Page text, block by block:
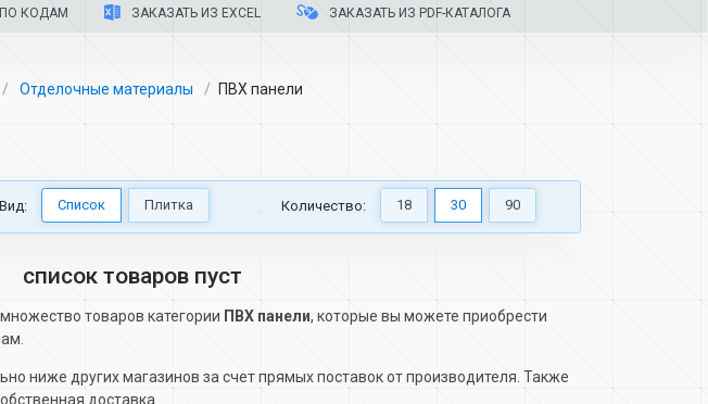
ПО КОДАМ ЗАКАЗАТЬ ИЗ EXCEL ЗАКАЗАТЬ ИЗ PDF-КАТАЛОГА
Отделочные материалы ПВХ панели
Вид: Список Плитка Количество: 18 30 90
список товаров пуст
товаров категории ПВХ панели, которые вы можете приобрести
ниже других магазинов за счет прямых поставок от производителя. Также
доставка.